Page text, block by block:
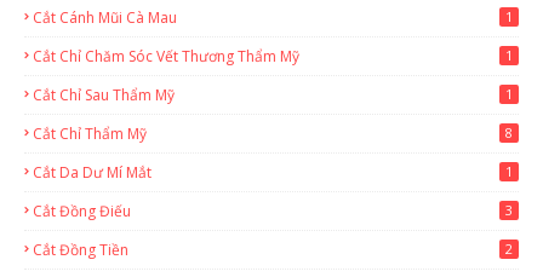
Cắt Cánh Mũi Cà Mau 1
Cắt Chỉ Chăm Sóc Vết Thương Thẩm Mỹ 1
Cắt Chỉ Sau Thẩm Mỹ 1
Cắt Chỉ Thẩm Mỹ 8
Cắt Da Dư Mí Mắt 1
Cắt Đồng Điếu 3
Cắt Đồng Tiền 2